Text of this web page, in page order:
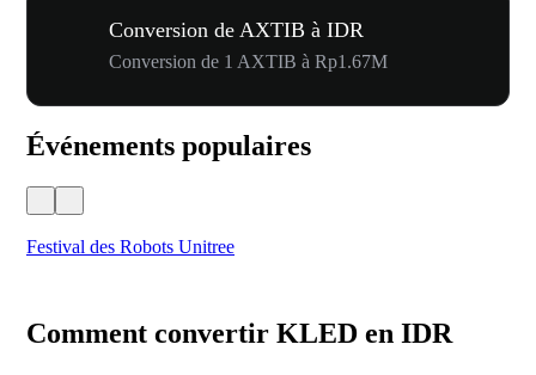
Conversion de AXTIB à IDR
Conversion de 1 AXTIB à Rp1.67M
Événements populaires
Festival des Robots Unitree
Comment convertir KLED en IDR